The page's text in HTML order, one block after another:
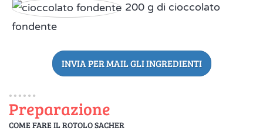
200 g di cioccolato
fondente
INVIA PER MAIL GLI INGREDIENTI
Preparazione
COME FARE IL ROTOLO SACHER